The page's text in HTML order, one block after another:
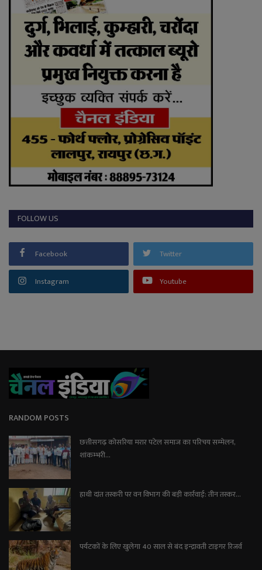
FOLLOW US
Facebook Twitter
Instagram Youtube
RANDOM POSTS
छत्तीसगढ़ कोसरिया मरार पटेल समाज का परिचय सम्मेलन,
शांकम्भरी...
हाथी दांत तस्करी पर वन विभाग की बड़ी कार्रवाई: तीन तस्कर...
पर्यटकों के लिए खुलेगा 40 साल से बंद इन्द्रावती टाइगर रिजर्व